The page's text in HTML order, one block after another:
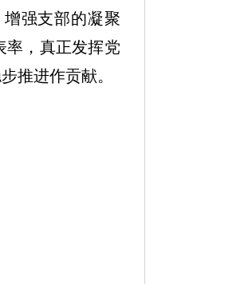
强支部的凝聚
率，真正发挥党
推进作贡献。